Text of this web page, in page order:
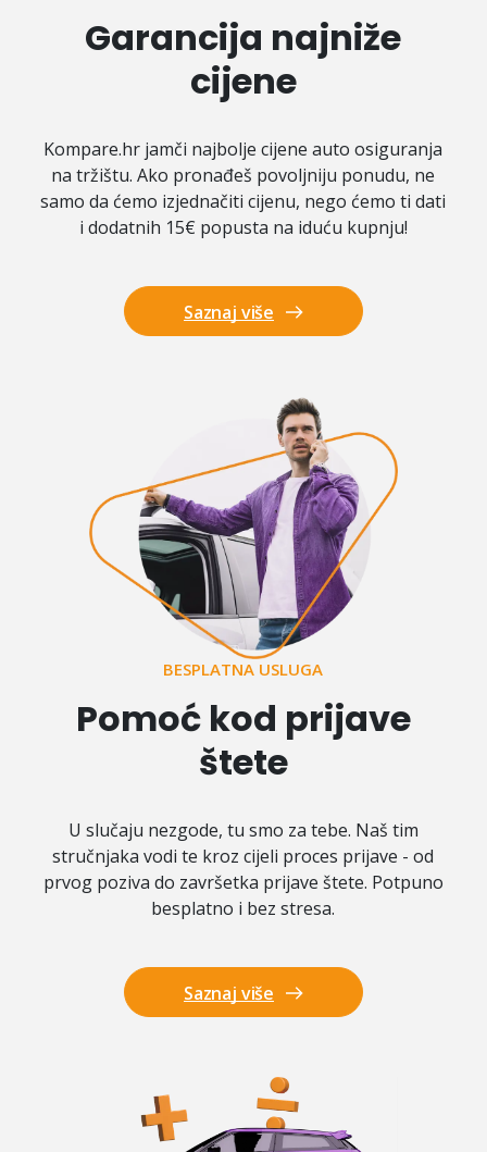
Garancija najniže
cijene
Kompare.hr jamči najbolje cijene auto osiguranja
na tržištu. Ako pronađeš povoljniju ponudu, ne
samo da ćemo izjednačiti cijenu, nego ćemo ti dati
i dodatnih 15€ popusta na iduću kupnju!
Saznaj više
BESPLATNA USLUGA
Pomoć kod prijave
štete
U slučaju nezgode, tu smo za tebe. Naš tim
stručnjaka vodi te kroz cijeli proces prijave - od
prvog poziva do završetka prijave štete. Potpuno
besplatno i bez stresa.
Saznaj više